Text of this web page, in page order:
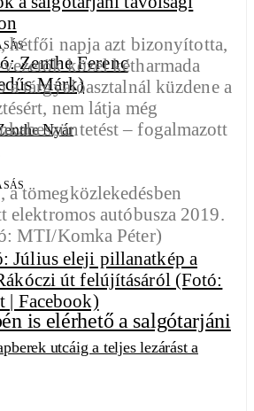
Nyár
utcáig a teljes lezárást a
hétfői napja azt bizonyította,
közel kétharmada
a tárgyalóasztalnál küzdene a
nem látja még
– fogalmazott
is elérhető a salgótarjáni